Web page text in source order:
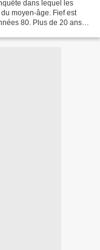
dans lequel les
moyen-âge. Fief est
80. Plus de 20 ans